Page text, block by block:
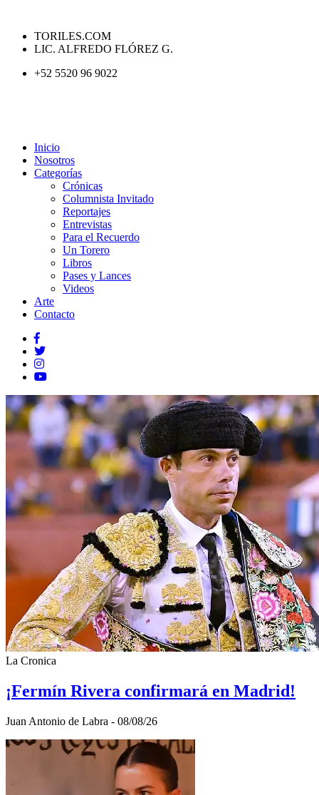
TORILES.COM
LIC. ALFREDO FLÓREZ G.
+52 5520 96 9022
Inicio
Nosotros
Categorías
Crónicas
Columnista Invitado
Reportajes
Entrevistas
Para el Recuerdo
Un Torero
Libros
Pases y Lances
Videos
Arte
Contacto
La Cronica
¡Fermín Rivera confirmará en Madrid!
Juan Antonio de Labra - 08/08/26